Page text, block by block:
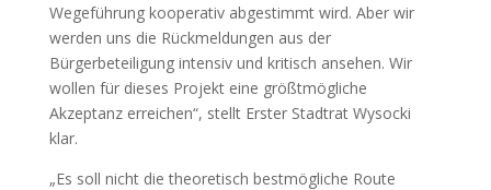
Wegeführung kooperativ abgestimmt wird. Aber wir
werden uns die Rückmeldungen aus der
Bürgerbeteiligung intensiv und kritisch ansehen. Wir
wollen für dieses Projekt eine größtmögliche
Akzeptanz erreichen“, stellt Erster Stadtrat Wysocki
klar.
„Es soll nicht die theoretisch bestmögliche Route